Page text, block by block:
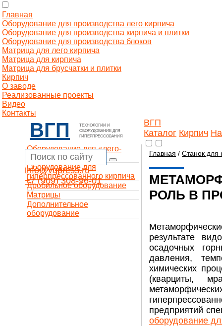
Главная
Оборудование для производства лего кирпича
Оборудование для производства кирпича и плитки
Оборудование для производства блоков
Матрица для лего кирпича
Матрица для кирпича
Матрица для брусчатки и плитки
Кирпич
О заводе
Реализованные проекты
Видео
Контакты
ВГП
ТЕХНОЛОГИИ И
ОБОРУДОВАНИЕ ДЛЯ
ГИПЕРПРЕССОВАНИЯ
ВГП
Каталог Кирпич
info@vgpress.ru
+7 (909) 308-96-01
Оборудование для «лего-
кирпича»
Оборудование для
гиперпрессованного кирпича
Дробильное оборудование
Матрицы
Дополнительное
оборудование
Главная / Станок для
РОЛЬ В
результате
осадочных
давления,
химических
(кварциты,
предприятий
оборудование